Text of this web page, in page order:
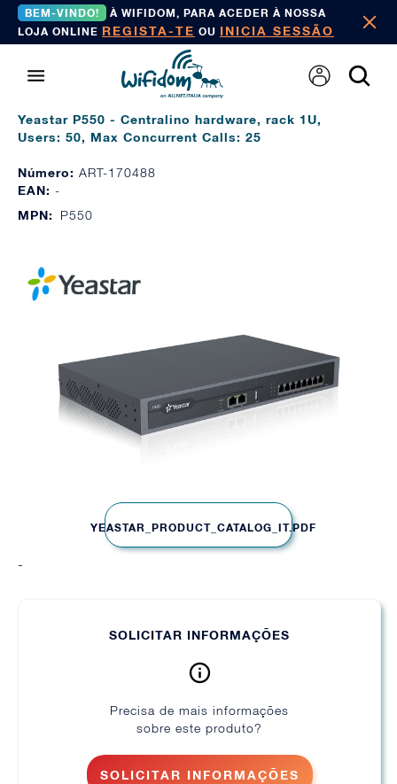
BEM-VINDO!
À WIFIDOM, PARA ACEDER À NOSSA
LOJA ONLINE REGISTA-TE OU INICIA SESSÃO
Yeastar P550 - Centralino hardware, rack 1U,
Users: 50, Max Concurrent Calls: 25
Número: ART-170488
EAN: -
MPN:
P550
YEASTAR_PRODUCT_CATALOG_IT.PDF
-
SOLICITAR INFORMAÇÕES
Precisa de mais informações
sobre este produto?
SOLICITAR INFORMAÇÕES